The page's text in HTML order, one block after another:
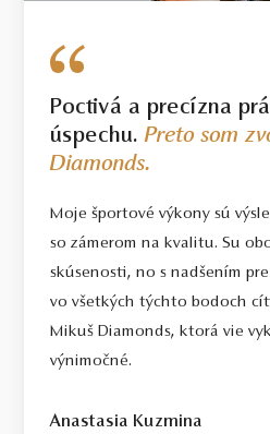
Poctivá a precízna
úspechu.Preto som
Diamonds.
Moje športové výkony sú
so zámerom na kvalitu. Su
skúsenosti, no s nadšením
vo všetkých týchto bodoch
Mikuš Diamonds, ktorá vie
výnimočné.
Anastasia Kuzmina